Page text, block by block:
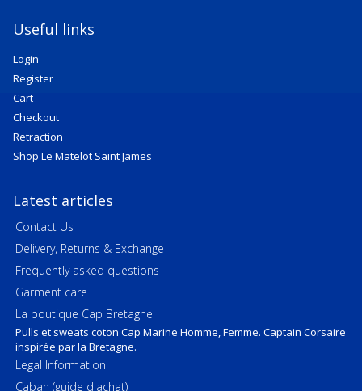
Useful links
Login
Register
Cart
Checkout
Retraction
Shop Le Matelot Saint James
Latest articles
Contact Us
Delivery, Returns & Exchange
Frequently asked questions
Garment care
La boutique Cap Bretagne
Pulls et sweats coton Cap Marine Homme, Femme. Captain Corsaire
inspirée par la Bretagne.
Legal Information
Caban (guide d'achat)